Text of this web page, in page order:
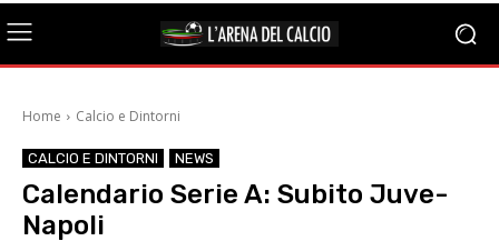
Home Calcio e Dintorni
CALCIO E DINTORNI NEWS
Calendario Serie A: Subito Juve-
Napoli